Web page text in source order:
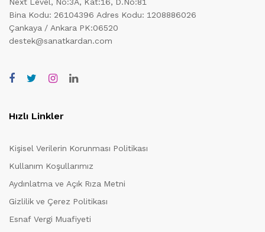
Bina Kodu: 26104396 Adres Kodu: 1208886026
Çankaya / Ankara PK:06520
destek@sanatkardan.com
Hızlı Linkler
Kişisel Verilerin Korunması Politikası
Kullanım Koşullarımız
Aydınlatma ve Açık Rıza Metni
Gizlilik ve Çerez Politikası
Esnaf Vergi Muafiyeti